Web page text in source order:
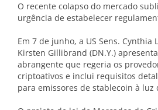
O recente colapso do mercado
urgência de estabelecer
Em 7 de junho, a US Sens. Cynthia
Kirsten Gillibrand (DN.Y.)
abrangente que regeria os
criptoativos e inclui requisitos
para emissores de stablecoin à luz